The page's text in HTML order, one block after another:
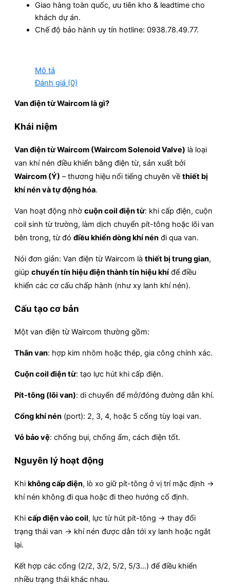
Giao hàng toàn quốc, ưu tiên kho & leadtime cho
khách dự án.
Chế độ bảo hành uy tín hotline: 0938.78.49.77.
Mô tả
Đánh giá (0)
Van điện từ Waircom là gì?
Khái niệm
Van điện từ Waircom (Waircom Solenoid Valve) là loại
van khí nén điều khiển bằng điện từ, sản xuất bởi
Waircom (Ý) – thương hiệu nổi tiếng chuyên về thiết bị
khí nén và tự động hóa.
Van hoạt động nhờ cuộn coil điện từ: khi cấp điện, cuộn
coil sinh từ trường, làm dịch chuyển pít-tông hoặc lõi van
bên trong, từ đó điều khiển dòng khí nén đi qua van.
Nói đơn giản: Van điện từ Waircom là thiết bị trung gian,
giúp chuyển tín hiệu điện thành tín hiệu khí để điều
khiển các cơ cấu chấp hành (như xy lanh khí nén).
Cấu tạo cơ bản
Một van điện từ Waircom thường gồm:
Thân van: hợp kim nhôm hoặc thép, gia công chính xác.
Cuộn coil điện từ: tạo lực hút khi cấp điện.
Pít-tông (lõi van): di chuyển để mở/đóng đường dẫn khí.
Cổng khí nén (port): 2, 3, 4, hoặc 5 cổng tùy loại van.
Vỏ bảo vệ: chống bụi, chống ẩm, cách điện tốt.
Nguyên lý hoạt động
Khi không cấp điện, lò xo giữ pít-tông ở vị trí mặc định →
khí nén không đi qua hoặc đi theo hướng cố định.
Khi cấp điện vào coil, lực từ hút pít-tông → thay đổi
trạng thái van → khí nén được dẫn tới xy lanh hoặc ngắt
lại.
Kết hợp các cổng (2/2, 3/2, 5/2, 5/3…) để điều khiển
nhiều trạng thái khác nhau.